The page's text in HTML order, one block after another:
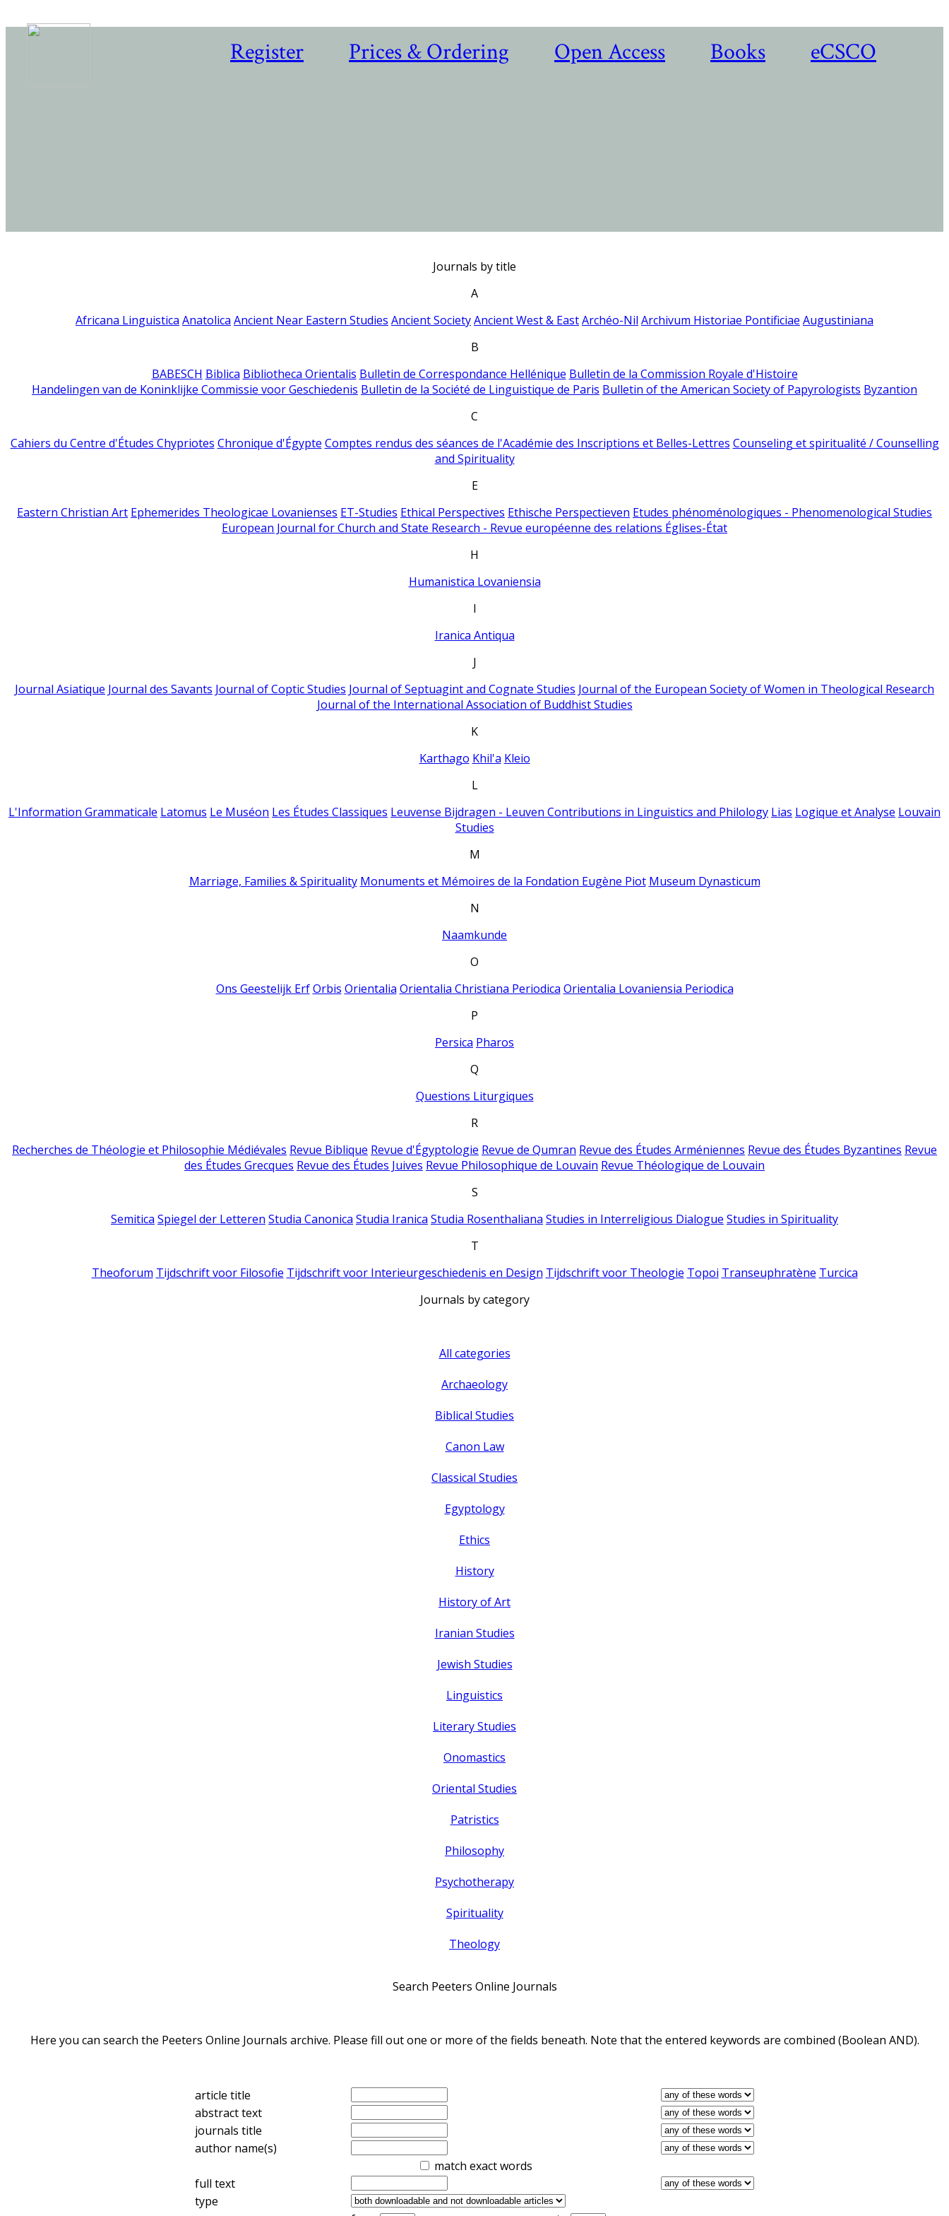
Register Prices & Ordering Open Access Books eCSCO
Journals by title
A
Africana Linguistica Anatolica Ancient Near Eastern Studies Ancient SocietyAncient West & EastArchéo-Nil Archivum Historiae Pontificiae Augustiniana
B
BABESCH Biblica Bibliotheca Orientalis Bulletin de Correspondance Hellénique Bulletin de la Commission Royale d'Histoire
Handelingen van de Koninklijke Commissie voor Geschiedenis Bulletin de la Société de Linguistique de Paris Bulletin of the American Society of Papyrologists Byzantion
C
Cahiers du Centre d'Études Chypriotes Chronique d'Égypte Comptes rendus des séances de l'Académie des Inscriptions et Belles-Lettres Counseling et spiritualité / Counselling
and Spirituality
E
Eastern Christian Art Ephemerides Theologicae Lovanienses ET-Studies Ethical Perspectives Ethische Perspectieven Etudes phénoménologiques - Phenomenological Studies
European Journal for Church and State Research - Revue européenne des relations Églises-État
H
Humanistica Lovaniensia
I
Iranica Antiqua
J
Journal Asiatique Journal des Savants Journal of Coptic Studies Journal of Septuagint and Cognate Studies Journal of the European Society of Women in Theological Research
Journal of the International Association of Buddhist Studies
K
Karthago Khil'a Kleio
L
L'Information Grammaticale Latomus Le Muséon Les Études Classiques Leuvense Bijdragen - Leuven Contributions in Linguistics and Philology Lias Logique et Analyse Louvain
Studies
M
Marriage, Families & Spirituality Monuments et Mémoires de la Fondation Eugène Piot Museum Dynasticum
N
Naamkunde
O
Ons Geestelijk Erf Orbis Orientalia Orientalia Christiana Periodica Orientalia Lovaniensia Periodica
P
Persica Pharos
Q
Questions Liturgiques
R
Recherches de Théologie et Philosophie Médiévales Revue Biblique Revue d'Égyptologie Revue de Qumran Revue des Études Arméniennes Revue des Études Byzantines Revue
des Études Grecques Revue des Études Juives Revue Philosophique de Louvain Revue Théologique de Louvain
S
Semitica Spiegel der Letteren Studia Canonica Studia Iranica Studia Rosenthaliana Studies in Interreligious Dialogue Studies in Spirituality
T
Theoforum Tijdschrift voor Filosofie Tijdschrift voor Interieurgeschiedenis en Design Tijdschrift voor Theologie Topoi Transeuphratène Turcica
Journals by category
All categories
Archaeology
Biblical Studies
Canon Law
Classical Studies
Egyptology
Ethics
History
History of Art
Iranian Studies
Jewish Studies
Linguistics
Literary Studies
Onomastics
Oriental Studies
Patristics
Philosophy
Psychotherapy
Spirituality
Theology
Search Peeters Online Journals
Here you can search the Peeters Online Journals archive. Please fill out one or more of the fields beneath. Note that the entered keywords are combined (Boolean AND).
article title
abstract text
journals title
author name(s)
match exact words
full text
type